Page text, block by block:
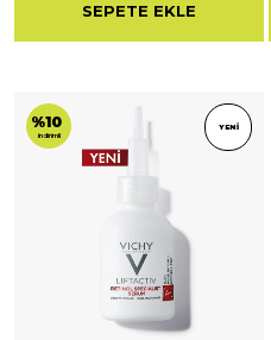
SEPETE EKLE
%10
indirimli
YENI